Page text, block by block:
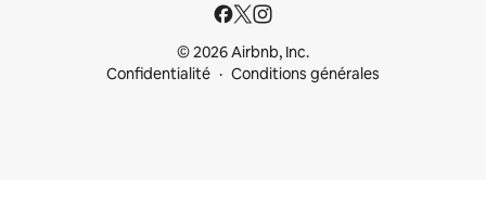
© 2026 Airbnb, Inc.
Confidentialité
Conditions générales